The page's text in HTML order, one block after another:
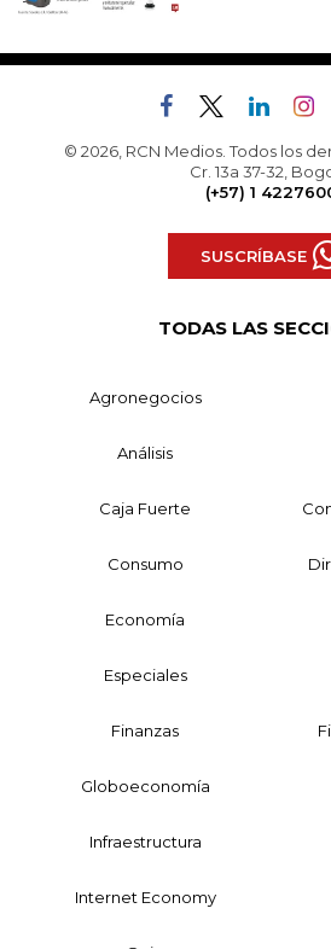
© 2026, RCN Medios. Todos los
Cr. 13a 37-32,
(+57) 1
SUSCRÍBASE
TODAS LAS
Agronegocios
Análisis
Caja Fuerte
Consumo
Economía
Especiales
Finanzas
Globoeconomía
Infraestructura
Internet Economy